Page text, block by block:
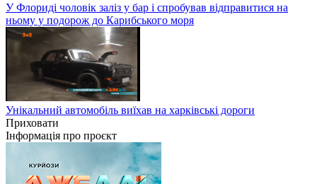
У Флориді чоловік заліз у бар і спробував відправитися на
ньому у подорож до Карибського моря
Унікальний автомобіль виїхав на харківські дороги
Приховати
Інформація про проєкт